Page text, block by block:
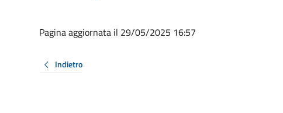
Pagina aggiornata il 29/05/2025 16:57
Indietro